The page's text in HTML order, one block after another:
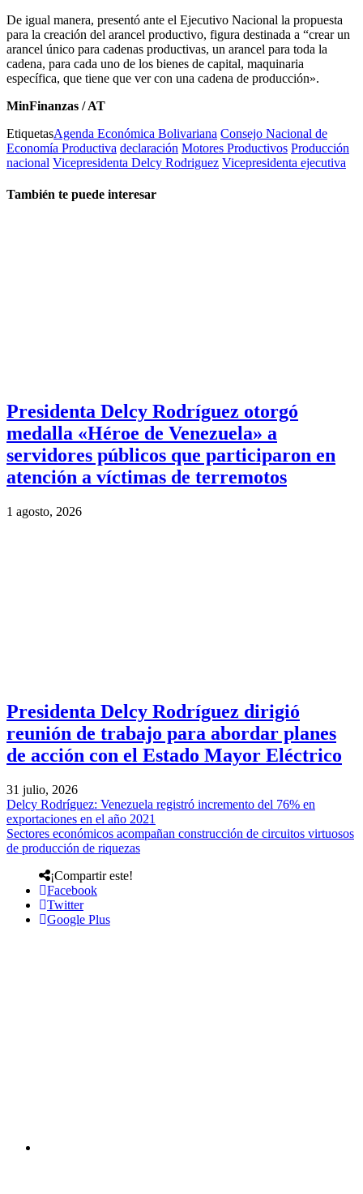
De igual manera, presentó ante el Ejecutivo Nacional la propuesta
para la creación del arancel productivo, figura destinada a “crear un
arancel único para cadenas productivas, un arancel para toda la
cadena, para cada uno de los bienes de capital, maquinaria
específica, que tiene que ver con una cadena de producción».
MinFinanzas / AT
EtiquetasAgenda Económica Bolivariana Consejo Nacional de
Economía Productiva declaración Motores Productivos Producción
nacional Vicepresidenta Delcy Rodriguez Vicepresidenta ejecutiva
También te puede interesar
Presidenta Delcy Rodríguez otorgó
medalla «Héroe de Venezuela» a
servidores públicos que participaron en
atención a víctimas de terremotos
1 agosto, 2026
Presidenta Delcy Rodríguez dirigió
reunión de trabajo para abordar planes
de acción con el Estado Mayor Eléctrico
31 julio, 2026
Delcy Rodríguez: Venezuela registró incremento del 76% en
exportaciones en el año 2021
Sectores económicos acompañan construcción de circuitos virtuosos
de producción de riquezas
¡Compartir este!
Facebook
Twitter
Google Plus